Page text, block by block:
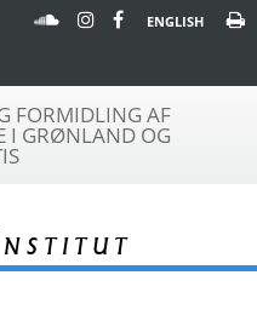
ENGLISH
FORMIDLING AF
I GRØNLAND OG